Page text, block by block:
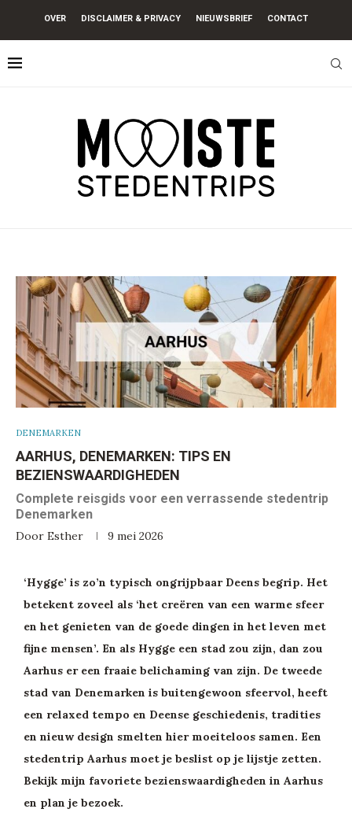
OVER DISCLAIMER & PRIVACY NIEUWSBRIEF CONTACT
DENEMARKEN
AARHUS, DENEMARKEN: TIPS EN
BEZIENSWAARDIGHEDEN
Complete reisgids voor een verrassende stedentrip
Denemarken
Door Esther 9 mei 2026
‘Hygge’ is zo’n typisch ongrijpbaar Deens begrip. Het
betekent zoveel als ‘het creëren van een warme sfeer
en het genieten van de goede dingen in het leven met
fijne mensen’. En als Hygge een stad zou zijn, dan zou
Aarhus er een fraaie belichaming van zijn. De tweede
stad van Denemarken is buitengewoon sfeervol, heeft
een relaxed tempo en Deense geschiedenis, tradities
en nieuw design smelten hier moeiteloos samen. Een
stedentrip Aarhus moet je beslist op je lijstje zetten.
Bekijk mijn favoriete bezienswaardigheden in Aarhus
en plan je bezoek.